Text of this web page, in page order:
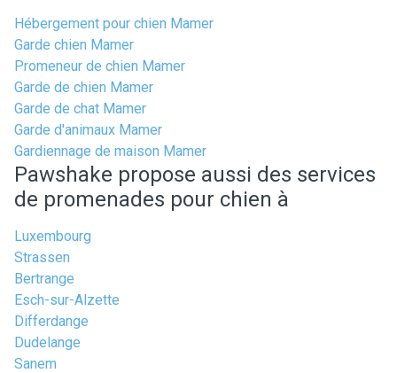
Hébergement pour chien Mamer
Garde chien Mamer
Promeneur de chien Mamer
Garde de chien Mamer
Garde de chat Mamer
Garde d'animaux Mamer
Gardiennage de maison Mamer
Pawshake propose aussi des services
de promenades pour chien à
Luxembourg
Strassen
Bertrange
Esch-sur-Alzette
Differdange
Dudelange
Sanem